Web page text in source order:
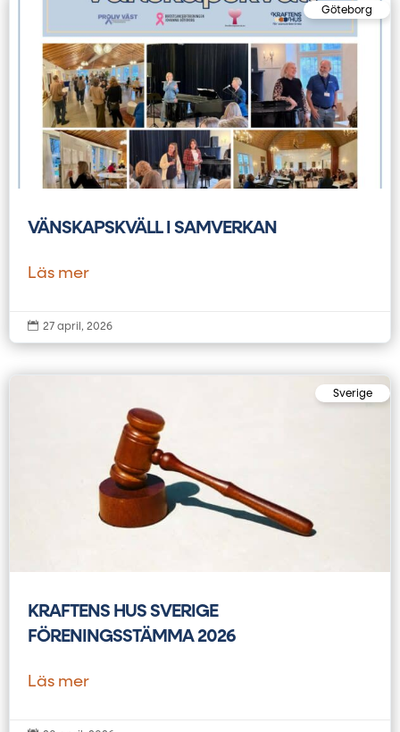
Göteborg
VÄNSKAPSKVÄLL I SAMVERKAN
Läs mer
 27 april, 2026
Sverige
KRAFTENS HUS SVERIGE
FÖRENINGSSTÄMMA 2026
Läs mer